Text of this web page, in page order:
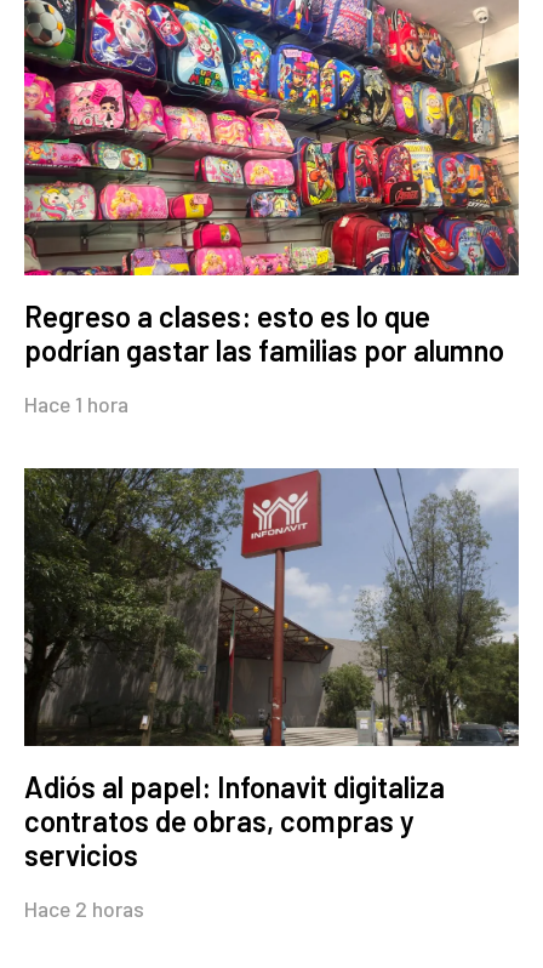
Regreso a clases: esto es lo que
podrían gastar las familias por alumno
Hace 1 hora
Adiós al papel: Infonavit digitaliza
contratos de obras, compras y
servicios
Hace 2 horas